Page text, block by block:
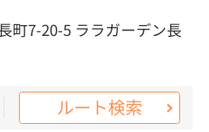
町7-20-5 ララガーデン長
ルート検索